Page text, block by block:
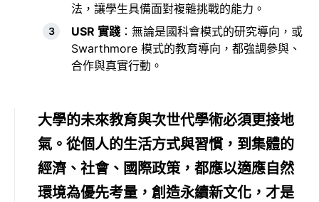
法，讓學生具備面對複雜挑戰的能力。
USR 實踐 ：無論是國科會模式的研究導向，或
Swarthmore 模式的教育導向，都強調參與、
合作與真實行動。
大學的未來教育與次世代學術必須更接地
氣。從個人的生活方式與習慣，到集體的
經濟、社會、國際政策，都應以適應自然
環境為優先考量，創造永續新文化，才是